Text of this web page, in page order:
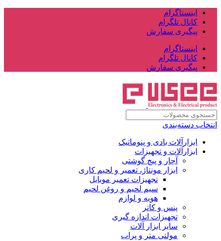
اینستاگرام
کانال تلگرام
پیگیری سفارش
اینستاگرام
کانال تلگرام
پیگیری سفارش
انتخاب دسته‌بندی
ابزارآلات بادی و پنوماتیک
ابزارآلات و تجهیزات
آچار و پیچ گوشتی
ابزار مونتاژ، تعمیر و لحیم کاری
تجهیزات تعمیر موبایل
سیم لحیم و روغن لحیم
هویه و لوازم
پنس و کاتر
تجهیزات اندازه گیری
سایر ابزار آلات
مولتی متر و پراب